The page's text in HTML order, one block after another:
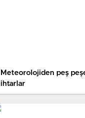
Meteorolojiden peş
ihtarlar